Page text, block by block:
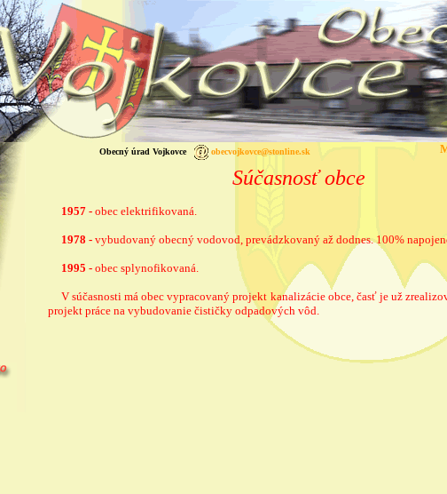
Obecný úrad Vojkovce obecvojkovce@stonline.sk
Súčasnosť obce
1957 - obec elektrifikovaná.
1978 - vybudovaný obecný vodovod, prevádzkovaný až dodnes. 100%
1995 - obec splynofikovaná.
V súčasnosti má obec vypracovaný projekt kanalizácie obce, časť je už
projekt práce na vybudovanie čističky odpadových vôd.